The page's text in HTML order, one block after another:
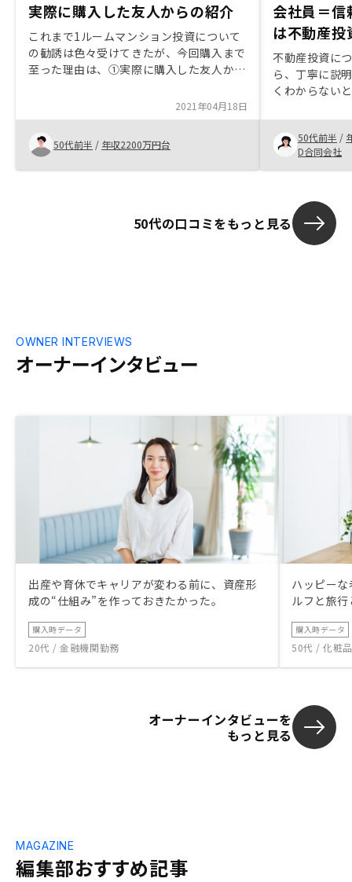
実際に購入した友人からの紹介
これまで1ルームマンション投資について
の勧誘は色々受けてきたが、今回購入まで
至った理由は、①実際に購入した友人から
だった、③購入後の運用プランが充実して
した、④担当営業の説明が分かりやすかっ
た、ことが挙げられます。特になし
2021年04月18日
50代前半 / 年収2200万円台
会社員＝信
は不動産投
不動産投資に
ら、丁寧に説
くわからない
きました。担
応が真摯であ
であることの
最後のタイミ
念が180度変
なく選ばれし
理解し、その
50代前半 /
D合同会社
50代の口コミをもっと見る
オーナーインタビュー
OWNER INTERVIEWS
出産や育休でキャリアが変わる前に、資産形
成の“仕組み”を作っておきたかった。
購入時データ
20代 / 金融機関勤務
ハッピー
ルフと旅
購入時データ
50代 / 化粧
オーナーインタビューを
もっと見る
編集部おすすめ記事
MAGAZINE